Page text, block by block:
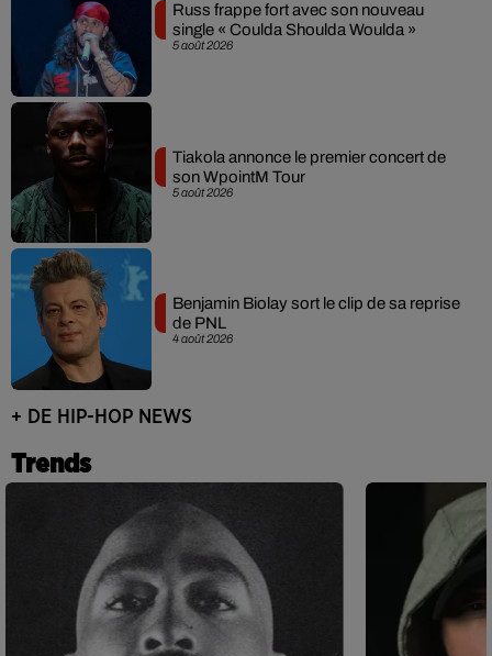
5 août 2026
Russ frappe fort avec son nouveau
single « Coulda Shoulda Woulda »
5 août 2026
Tiakola annonce le premier concert de
son WpointM Tour
4 août 2026
Benjamin Biolay sort le clip de sa reprise
de PNL
+ DE HIP-HOP NEWS
Trends